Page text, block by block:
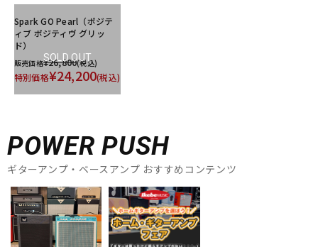
SOLD OUT
Spark GO Pearl（ポジテ
ィブ ポジティヴ グリッ
ド）
販売価格¥26,800(税込)
特別価格¥24,200(税込)
POWER PUSH
ギターアンプ・ベースアンプ おすすめコンテンツ